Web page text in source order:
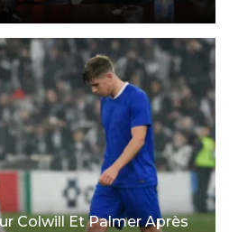
Colwill Et Palmer Après